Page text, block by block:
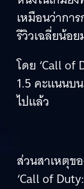
เหมือนว่ากา
รีวิวเฉลี่ยน้อย
โดย ‘Call
1.5 คะแนนบ
ไปแล้ว
ส่วนสาเหตุข
‘Call of